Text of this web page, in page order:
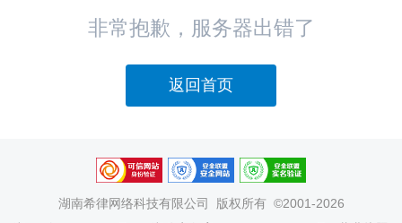
非常抱歉，服务器出错了
返回首页
湖南希律网络科技有限公司
版权所有 ©2001-2026